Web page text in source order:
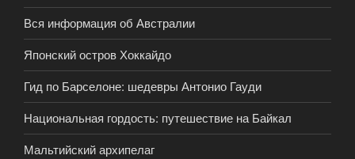
Вся информация об Австралии
Японский остров Хоккайдо
Гид по Барселоне: шедевры Антонио Гауди
Национальная гордость: путешествие на Байкал
Мальтийский архипелаг